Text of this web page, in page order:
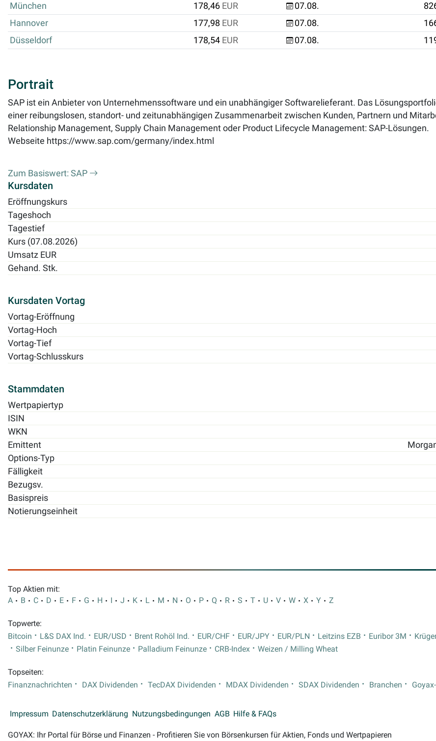
München
178,46 EUR 07.08.
Hannover
177,98 EUR 07.08.
Düsseldorf
178,54 EUR 07.08.
Portrait
SAP ist ein Anbieter von Unternehmenssoftware und ein unabhängiger Softwarelieferant. Das
einer reibungslosen, standort- und zeitunabhängigen Zusammenarbeit zwischen Kunden, Partnern und
Relationship Management, Supply Chain Management oder Product Lifecycle Management: SAP-Lösungen.
Webseite https://www.sap.com/germany/index.html
Zum Basiswert: SAP
Kursdaten
Eröffnungskurs
Tageshoch
Tagestief
Kurs (07.08.2026)
Umsatz EUR
Gehand. Stk.
Kursdaten Vortag
Vortag-Eröffnung
Vortag-Hoch
Vortag-Tief
Vortag-Schlusskurs
Stammdaten
Wertpapiertyp
ISIN
WKN
Emittent
Options-Typ
Fälligkeit
Bezugsv.
Basispreis
Notierungseinheit
Top Aktien mit:
A
B C D E F G H I J K L M N O P Q R S T U V W X Y Z
Topwerte:
Bitcoin
L&S DAX Ind. EUR/USD Brent Rohöl Ind. EUR/CHF EUR/JPY EUR/PLN Leitzins EZB Euribor 3M
Silber Feinunze
Platin Feinunze Palladium Feinunze CRB-Index Weizen / Milling Wheat
Topseiten:
Finanznachrichten
DAX Dividenden TecDAX Dividenden MDAX Dividenden SDAX Dividenden Branchen
Impressum Datenschutzerklärung Nutzungsbedingungen AGB Hilfe & FAQs
GOYAX: Ihr Portal für Börse und Finanzen - Profitieren Sie von Börsenkursen für Aktien, Fonds und Wertpapieren